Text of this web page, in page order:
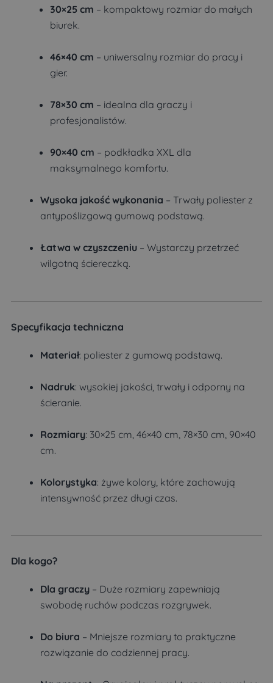
30×25 cm – kompaktowy rozmiar do małych
biurek.
46×40 cm – uniwersalny rozmiar do pracy i
gier.
78×30 cm – idealna dla graczy i
profesjonalistów.
90×40 cm – podkładka XXL dla
maksymalnego komfortu.
Wysoka jakość wykonania – Trwały poliester z
antypoślizgową gumową podstawą.
Łatwa w czyszczeniu – Wystarczy przetrzeć
wilgotną ściereczką.
Specyfikacja techniczna
Materiał: poliester z gumową podstawą.
Nadruk: wysokiej jakości, trwały i odporny na
ścieranie.
Rozmiary: 30×25 cm, 46×40 cm, 78×30 cm, 90×40
cm.
Kolorystyka: żywe kolory, które zachowują
intensywność przez długi czas.
Dla kogo?
Dla graczy – Duże rozmiary zapewniają
swobodę ruchów podczas rozgrywek.
Do biura – Mniejsze rozmiary to praktyczne
rozwiązanie do codziennej pracy.